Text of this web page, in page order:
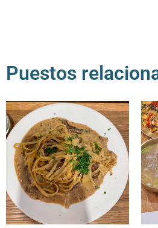
Puestos